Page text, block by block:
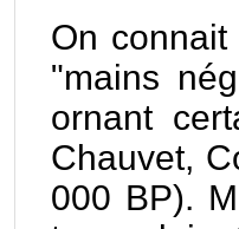
On
"mains
ornant
Chauvet,
000 BP).